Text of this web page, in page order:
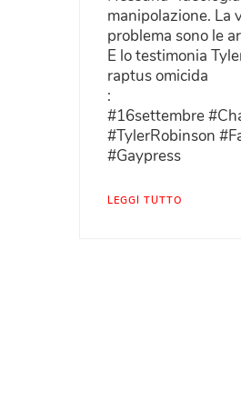
manipolazione. La
problema sono le
E lo testimonia
raptus omicida
:
#16settembre
#TylerRobinson
#Gaypress
LEGGI TUTTO